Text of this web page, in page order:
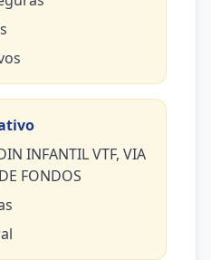
INFANTIL VTF, VIA
FONDOS